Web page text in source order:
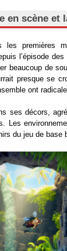
en scène et
les premières
l’épisode
beaucoup de
presque se
ont
ses décors,
Les
du jeu de base